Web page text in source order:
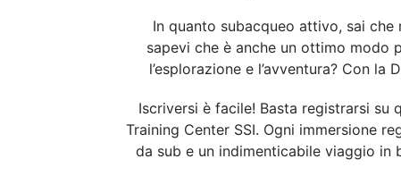
In quanto subacqueo attivo, sai
sapevi che è anche un ottimo modo
l’esplorazione e l’avventura? Con
Iscriversi è facile! Basta registrarsi
Training Center SSI. Ogni immersione
da sub e un indimenticabile viaggio